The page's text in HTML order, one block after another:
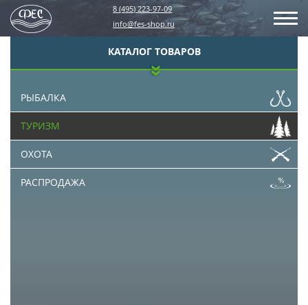
8 (495) 223-97-09
info@fes-shop.ru
КАТАЛОГ ТОВАРОВ
РЫБАЛКА
ТУРИЗМ
ОХОТА
РАСПРОДАЖА